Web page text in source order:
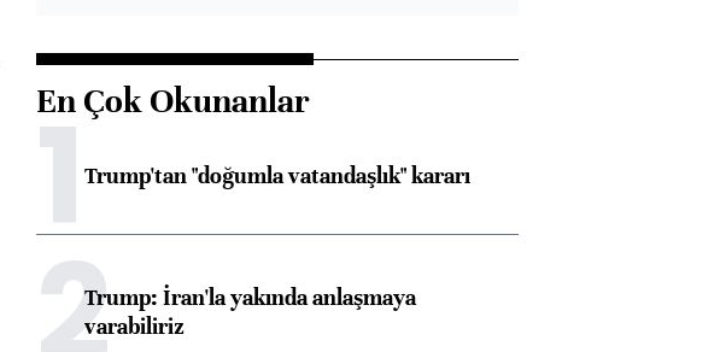
En Çok Okunanlar
1Trump'tan "doğumla vatandaşlık" kararı
2Trump: İran'la yakında anlaşmaya
varabiliriz